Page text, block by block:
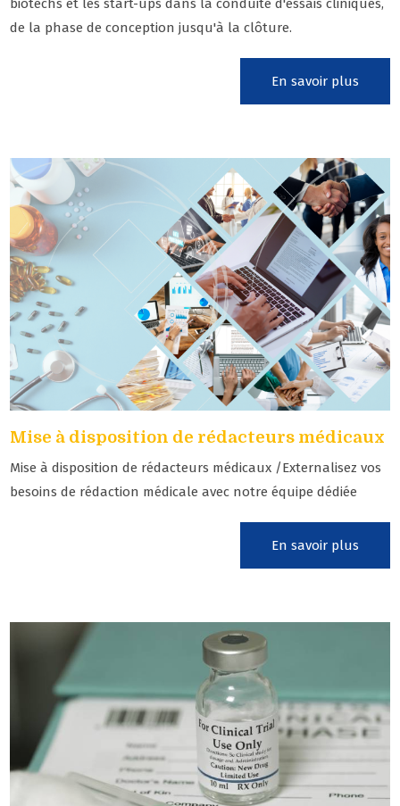
biotechs et les start-ups dans la conduite d'essais cliniques,
de la phase de conception jusqu'à la clôture.
En savoir plus
Mise à disposition de rédacteurs médicaux
Mise à disposition de rédacteurs médicaux /Externalisez vos
besoins de rédaction médicale avec notre équipe dédiée
En savoir plus